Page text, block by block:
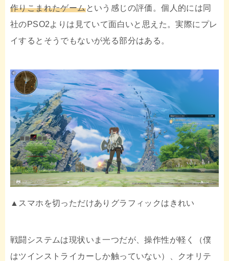
作りこまれたゲームという感じの評価。個人的には同
社のPSO2よりは見ていて面白いと思えた。実際にプレ
イするとそうでもないが光る部分はある。
▲スマホを切っただけありグラフィックはきれい
戦闘システムは現状いま一つだが、操作性が軽く（僕
はツインストライカーしか触っていない）、クオリテ